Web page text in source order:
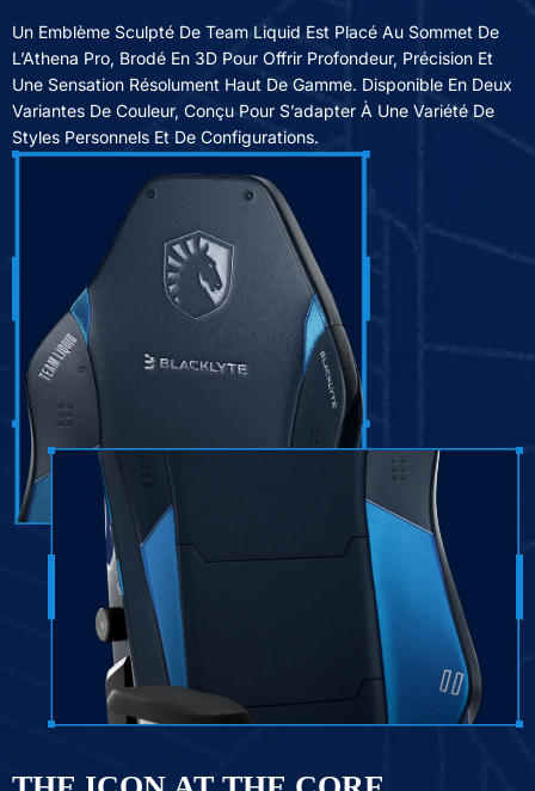
Un Emblème Sculpté De Team Liquid Est Placé Au Sommet De
L’Athena Pro, Brodé En 3D Pour Offrir Profondeur, Précision Et
Une Sensation Résolument Haut De Gamme. Disponible En Deux
Variantes De Couleur, Conçu Pour S’adapter À Une Variété De
Styles Personnels Et De Configurations.